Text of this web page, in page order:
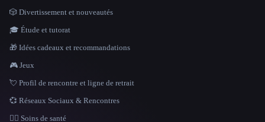
🎲 Divertissement et nouveautés
🎓 Étude et tutorat
🎁 Idées cadeaux et recommandations
🎮 Jeux
💘 Profil de rencontre et ligne de retrait
💞 Réseaux Sociaux & Rencontres
👩‍⚕️ Soins de santé